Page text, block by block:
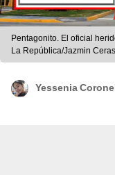
Pentagonito. El oficial
La República/Jazmin
Yessenia